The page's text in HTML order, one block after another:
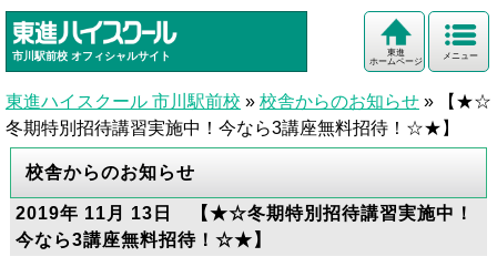
市川駅前校 オフィシャルサイト メニュー
東進
ホームページ
東進ハイスクール 市川駅前校 » 校舎からのお知らせ »
【★☆
冬期特別招待講習実施中！今なら3講座無料招待！☆★】
校舎からのお知らせ
2019年 11月 13日 【★☆冬期特別招待講習実施中！
今なら3講座無料招待！☆★】